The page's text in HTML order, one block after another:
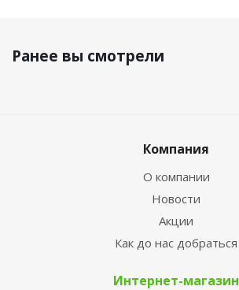
Ранее вы смотрели
Компания
О компании
Новости
Акции
Как до нас добраться
Интернет-магазин